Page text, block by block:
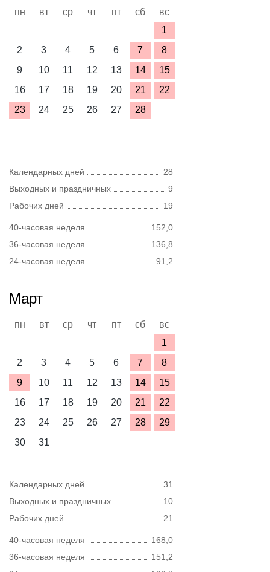
пн вт ср чт пт сб
вс
1
2
3 4 5 6 7
8
9
10 11 12 13 14
15
16
17 18 19 20 21
22
23
24 25 26 27 28
Календарных дней
28
Выходных и праздничных
9
Рабочих дней
19
40-часовая неделя
152,0
36-часовая неделя
136,8
24-часовая неделя
91,2
Март
пн вт ср чт пт сб
вс
1
2
3 4 5 6 7
8
9
10 11 12 13 14
15
16
17 18 19 20 21
22
23
24 25 26 27 28
29
30
31
Календарных дней
31
Выходных и праздничных
10
Рабочих дней
21
40-часовая неделя
168,0
36-часовая неделя
151,2